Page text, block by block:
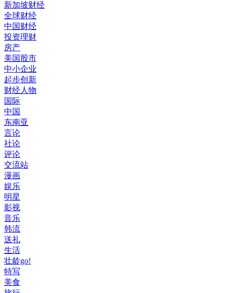
新加坡财经
全球财经
中国财经
投资理财
房产
美国股市
中小企业
起步创新
财经人物
国际
中国
东南亚
言论
社论
评论
交流站
漫画
娱乐
明星
影视
音乐
韩流
送礼
生活
壮龄go!
特写
美食